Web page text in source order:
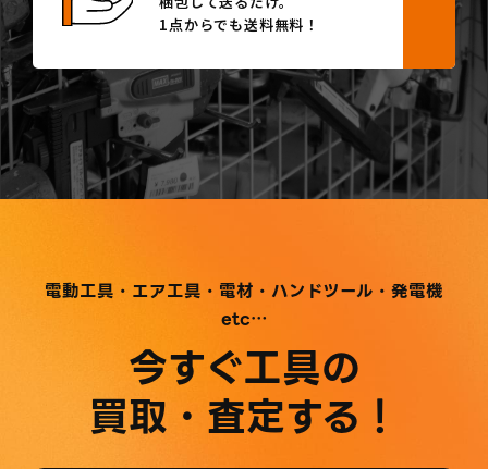
1点からでも送料無料！
電動工具・エア工具・電材・ハンドツール・発電機
etc…
今すぐ工具の
買取・査定する！